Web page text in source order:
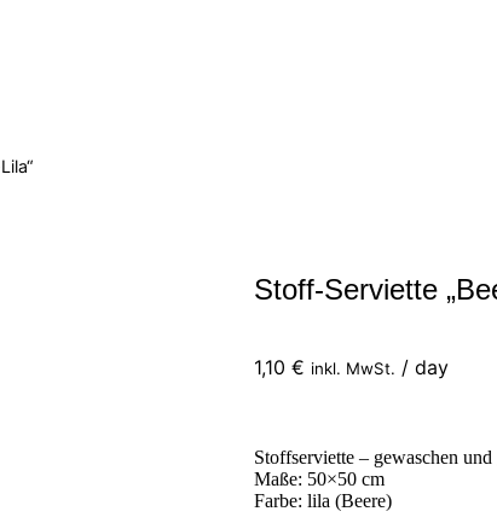
Stoff-Serviette
1,10€ inkl. MwSt. / day
Stoffserviette – gewaschen
Maße: 50×50 cm
Farbe: lila (Beere)